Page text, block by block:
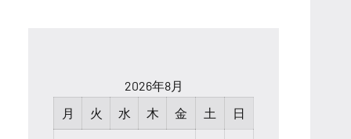
2026年8月
月
火 水 木 金 土 日